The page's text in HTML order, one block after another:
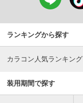
ランキングから探す
カラコン人気ランキング
装用期間で探す